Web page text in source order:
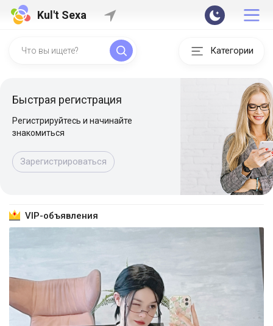
Kul't Sexa
Категории
Быстрая регистрация
Регистрируйтесь и начинайте
знакомиться
Зарегистрироваться
VIP-объявления